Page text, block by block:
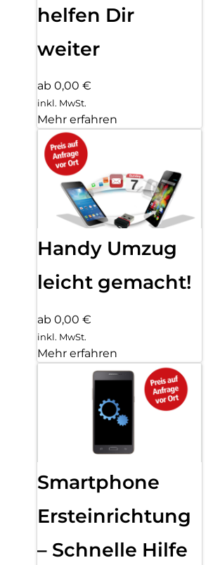
helfen Dir
weiter
ab 0,00 €
inkl. MwSt.
Mehr erfahren
Handy Umzug
leicht gemacht!
ab 0,00 €
inkl. MwSt.
Mehr erfahren
Smartphone
Ersteinrichtung
– Schnelle Hilfe